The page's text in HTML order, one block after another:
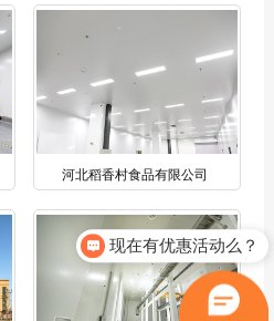
河北稻香村食品有限公司
现在有优惠活动么？